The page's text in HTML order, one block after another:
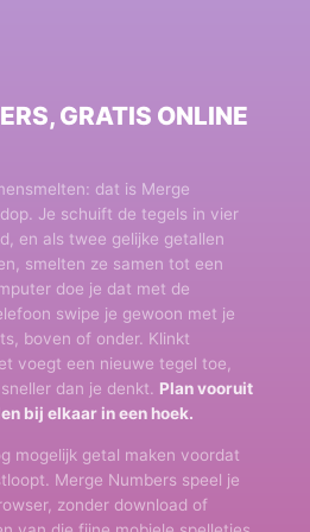
GRATIS ONLINE
dat is Merge
Je schuift de tegels in vier
en als twee gelijke getallen
smelten ze samen tot een
doe je dat met de
swipe je gewoon met je
boven of onder. Klinkt
voegt een nieuwe tegel toe,
dan je denkt. Plan vooruit
bij elkaar in een hoek.
mogelijk getal maken voordat
Merge Numbers speel je
zonder download of